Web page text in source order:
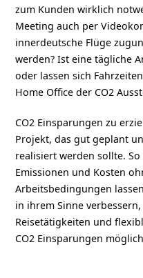
zum Kunden wirklich
Meeting auch per
innerdeutsche Flüge
werden? Ist eine tägliche
oder lassen sich
Home Office der CO2
CO2 Einsparungen zu
Projekt, das gut geplant
realisiert werden sollte.
Emissionen und Kosten
Arbeitsbedingungen
in ihrem Sinne
Reisetätigkeiten und
CO2 Einsparungen